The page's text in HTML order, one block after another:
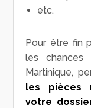
etc.
Pour être fin
les chances
Martinique,
les pièces
votre